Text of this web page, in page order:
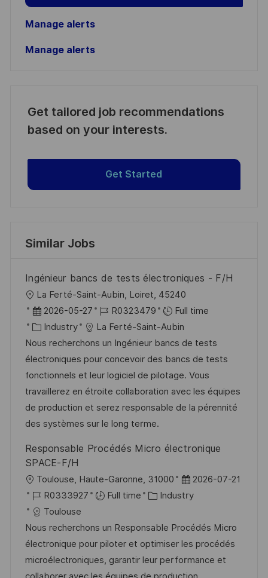
Manage alerts
Manage alerts
Get tailored job recommendations
based on your interests.
Get Started
Similar Jobs
Ingénieur bancs de tests électroniques - F/H
L
o
c
a
t
i
o
n
La Ferté-Saint-Aubin, Loiret, 45240
P
o
s
t
e
d
D
a
e
2026-05-27
J
o
b
I
d
R0323479
Full time
C
a
t
e
g
o
r
Industry
La Ferté-Saint-Aubin
Nous recherchons un Ingénieur bancs de tests
électroniques pour concevoir des bancs de tests
fonctionnels et leur logiciel de pilotage. Vous
travaillerez en étroite collaboration avec les équipes
de production et serez responsable de la pérennité
des systèmes sur le long terme.
Responsable Procédés Micro électronique
SPACE-F/H
L
o
c
a
t
i
o
Toulouse, Haute-Garonne, 31000
P
o
t
e
d
D
2026-07-21
J
o
b
I
d
R0333927 Full time
C
t
e
g
o
Industry
Toulouse
Nous recherchons un Responsable Procédés Micro
électronique pour piloter et optimiser les procédés
microélectroniques, garantir leur performance et